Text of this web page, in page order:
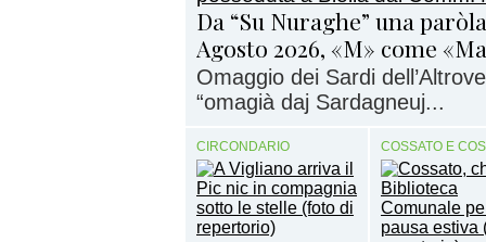
Da “Su Nuraghe” una
Agosto 2026, «M» come
Omaggio dei Sardi
“omagià daj Sardagneuj...
CIRCONDARIO COSSATO E